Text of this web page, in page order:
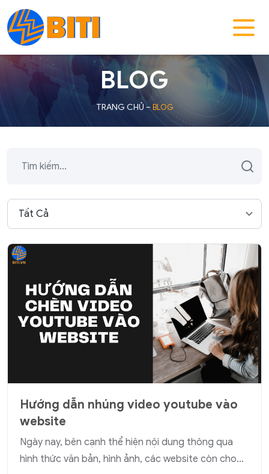
BLOG
TRANG CHỦ –BLOG
Hướng dẫn nhúng video youtube vào
website
Ngày nay, bên cạnh thể hiện nội dung thông qua
hình thức văn bản, hình ảnh, các website còn cho…